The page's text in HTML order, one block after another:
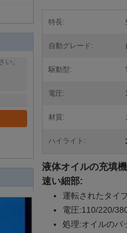
特長:
自動グレード:
駆動型:
電圧:
材質:
ハイライト:
液体オイルの充填
速い細部:
運転されたタイ
電圧:110/220/
処理:オイルのパ